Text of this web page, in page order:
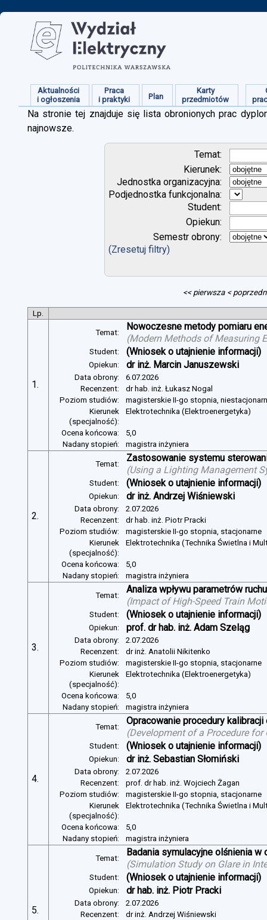
Aktualności
i ogłoszenia
Praca
i praktyki
Plan
Karty
przedmiotów
Na stronie tej znajduje się lista obronionych prac
najnowsze.
Temat:
Kierunek:
Jednostka organizacyjna:
Podjednostka funkcjonalna:
Student:
Opiekun:
Semestr obrony:
(Zresetuj filtry)
<< pierwsza <
Lp.
1.
Temat:
Nowoczesne metody pomiaru
(Modern Methods of Measuring
Student: (Wniosek o utajnienie informacji)
Opiekun: dr inż. Marcin Januszewski
Data obrony:
6.07.2026
Recenzent:
dr hab. inż. Łukasz Nogal
Poziom studiów:
magisterskie II-go stopnia,
Kierunek
(specjalność):
Elektrotechnika (Elektroenergetyka)
Ocena końcowa:
5,0
Nadany stopień:
magistra inżyniera
2.
Temat:
Zastosowanie systemu
(Using a Lighting Management
Student: (Wniosek o utajnienie informacji)
Opiekun: dr inż. Andrzej Wiśniewski
Data obrony:
2.07.2026
Recenzent:
dr hab. inż. Piotr Pracki
Poziom studiów:
magisterskie II-go stopnia, stacjonarne
Kierunek
(specjalność):
Elektrotechnika (Technika Świetlna i
Ocena końcowa:
5,0
Nadany stopień:
magistra inżyniera
3.
Temat:
Analiza wpływu parametrów
(Impact of High-Speed Train
Student: (Wniosek o utajnienie informacji)
Opiekun: prof. dr hab. inż. Adam Szeląg
Data obrony:
2.07.2026
Recenzent:
dr inż. Anatolii Nikitenko
Poziom studiów:
magisterskie II-go stopnia, stacjonarne
Kierunek
(specjalność):
Elektrotechnika (Elektroenergetyka)
Ocena końcowa:
5,0
Nadany stopień:
magistra inżyniera
4.
Temat:
Opracowanie procedury
(Development of a Procedure for
Student: (Wniosek o utajnienie informacji)
Opiekun: dr inż. Sebastian Słomiński
Data obrony:
2.07.2026
Recenzent:
prof. dr hab. inż. Wojciech Żagan
Poziom studiów:
magisterskie II-go stopnia, stacjonarne
Kierunek
(specjalność):
Elektrotechnika (Technika Świetlna i
Ocena końcowa:
5,0
Nadany stopień:
magistra inżyniera
5.
Temat:
Badania symulacyjne olśnienia
(Simulation Study on Glare in
Student: (Wniosek o utajnienie informacji)
Opiekun: dr hab. inż. Piotr Pracki
Data obrony:
2.07.2026
Recenzent:
dr inż. Andrzej Wiśniewski